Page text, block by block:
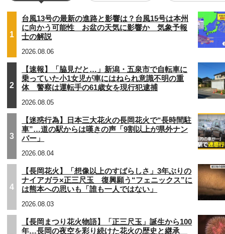
1
台風13号の最新の進路と影響は？台風15号は本州
に向かう可能性 お盆の天気に影響か 気象予報
士の解説
2026.08.06
2
【速報】「脇見だと…」新潟・五泉市で自転車に
乗っていた小1女児が車にはねられ意識不明の重
体 警察は運転手の61歳女を現行犯逮捕
2026.08.05
3
【迷惑行為】日本三大花火の長岡花火で“長時間駐
車”…道の駅からは嘆きの声「9割以上が県外ナン
バー」
2026.08.04
4
【長岡花火】「想像以上のすばらしさ」3年ぶりの
ナイアガラ×正三尺玉 復興願う“フェニックス”に
は熊本への思いも「誰も一人ではない」
2026.08.03
【長岡まつり花火物語】「正三尺玉」誕生から100
年…長岡の夜空を彩り続けた花火の歴史と継承